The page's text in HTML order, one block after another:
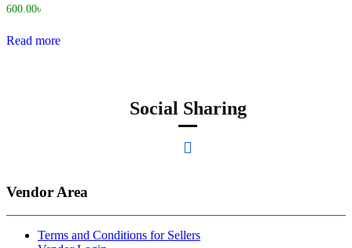
600.00৳
Read more
Social Sharing
Vendor Area
Terms and Conditions for Sellers